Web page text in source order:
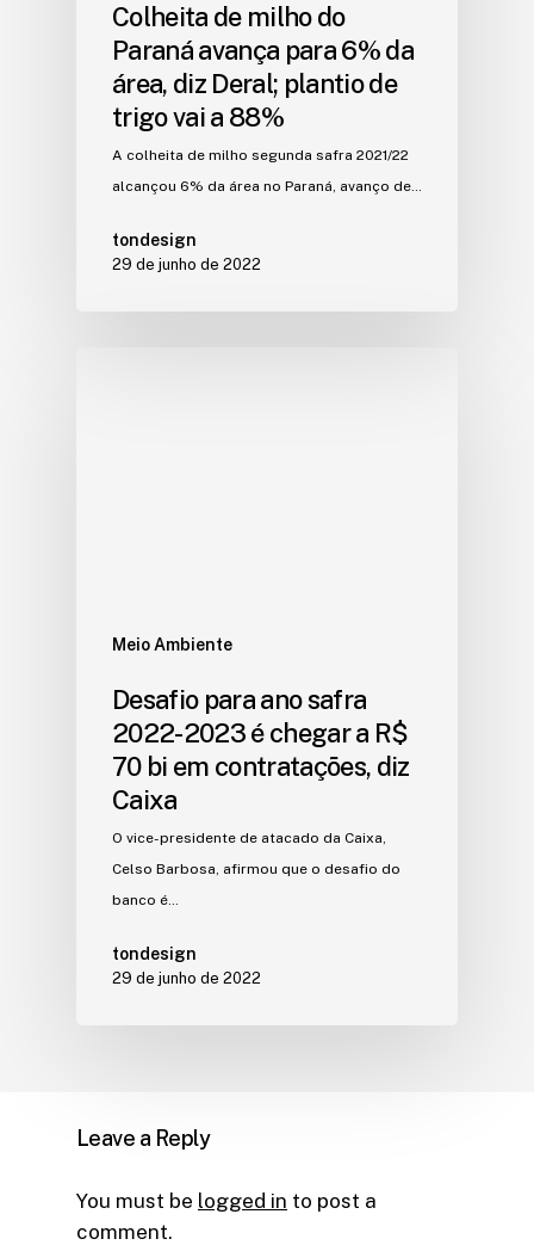
Colheita de milho do
Paraná avança para 6% da
área, diz Deral; plantio de
trigo vai a 88%
A colheita de milho segunda safra 2021/22
alcançou 6% da área no Paraná, avanço de…
tondesign
29 de junho de 2022
Meio Ambiente
Desafio para ano safra
2022-2023 é chegar a R$
70 bi em contratações, diz
Caixa
O vice-presidente de atacado da Caixa,
Celso Barbosa, afirmou que o desafio do
banco é…
tondesign
29 de junho de 2022
Leave a Reply
You must be logged in to post a
comment.